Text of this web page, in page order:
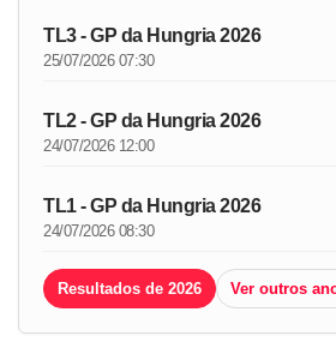
TL3 - GP da Hungria 2026
25/07/2026 07:30
TL2 - GP da Hungria 2026
24/07/2026 12:00
TL1 - GP da Hungria 2026
24/07/2026 08:30
Resultados de 2026 Ver outros